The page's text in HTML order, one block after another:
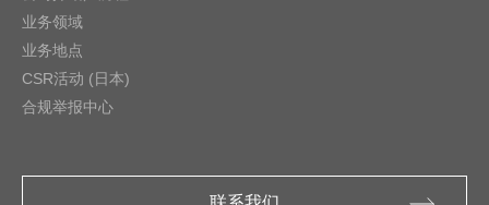
业务领域
业务地点
CSR活动 (日本)
合规举报中心